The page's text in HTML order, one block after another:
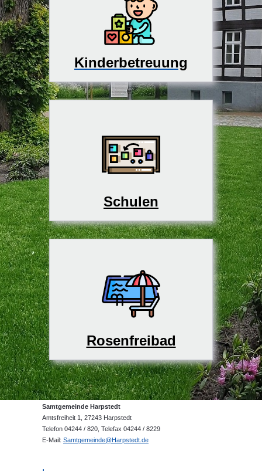
Kinderbetreuung
Schulen
Rosenfreibad
Samtgemeinde Harpstedt
Amtsfreiheit 1, 27243 Harpstedt
Telefon 04244 / 820, Telefax 04244 / 8229
E-Mail: Samtgemeinde@Harpstedt.de